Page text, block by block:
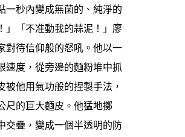
一秒內變成無菌的、純淨的
」「不准動我的蒜泥！」廖
對待信仰般的怒吼。他以一
速度，從旁邊的麵粉堆中抓
被他用氣功般的捏製手法，
尺的巨大麵皮。他猛地擲
交疊，變成一個半透明的防